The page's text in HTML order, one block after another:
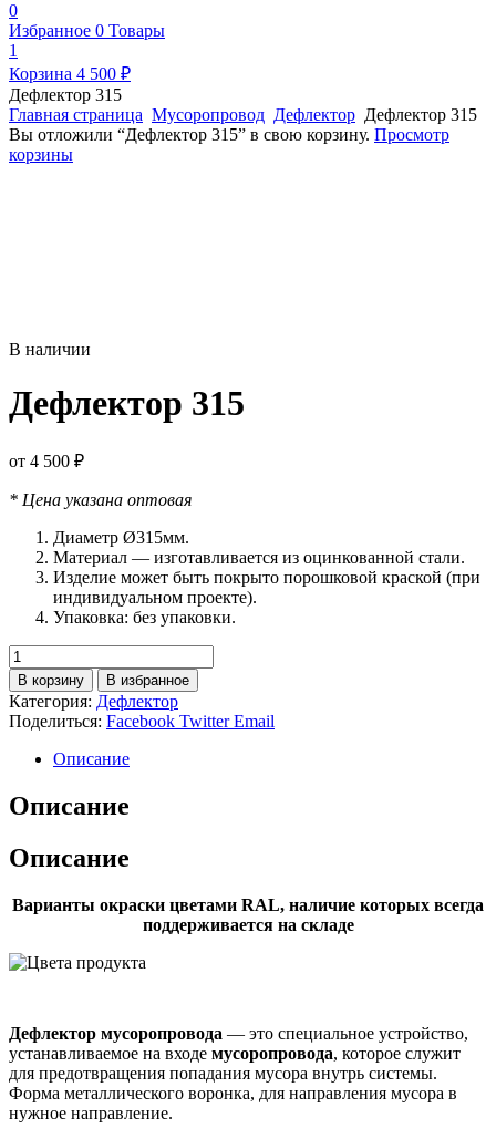
0
Избранное 0 Товары
1
Корзина 4 500 ₽
Дефлектор 315
Главная страница Мусоропровод Дефлектор Дефлектор 315
Вы отложили “Дефлектор 315” в свою корзину. Просмотр
корзины
В наличии
Дефлектор 315
от 4 500 ₽
* Цена указана оптовая
Диаметр Ø315мм.
Материал — изготавливается из оцинкованной стали.
Изделие может быть покрыто порошковой краской (при
индивидуальном проекте).
Упаковка: без упаковки.
Количество
товара
Дефлектор
315
В корзину В избранное
Категория: Дефлектор
Поделиться: Facebook Twitter Email
Описание
Описание
Описание
Варианты окраски цветами RAL, наличие которых всегда
поддерживается на складе
Дефлектор мусоропровода — это специальное устройство,
устанавливаемое на входе мусоропровода, которое служит
для предотвращения попадания мусора внутрь системы.
Форма металлического воронка, для направления мусора в
нужное направление.